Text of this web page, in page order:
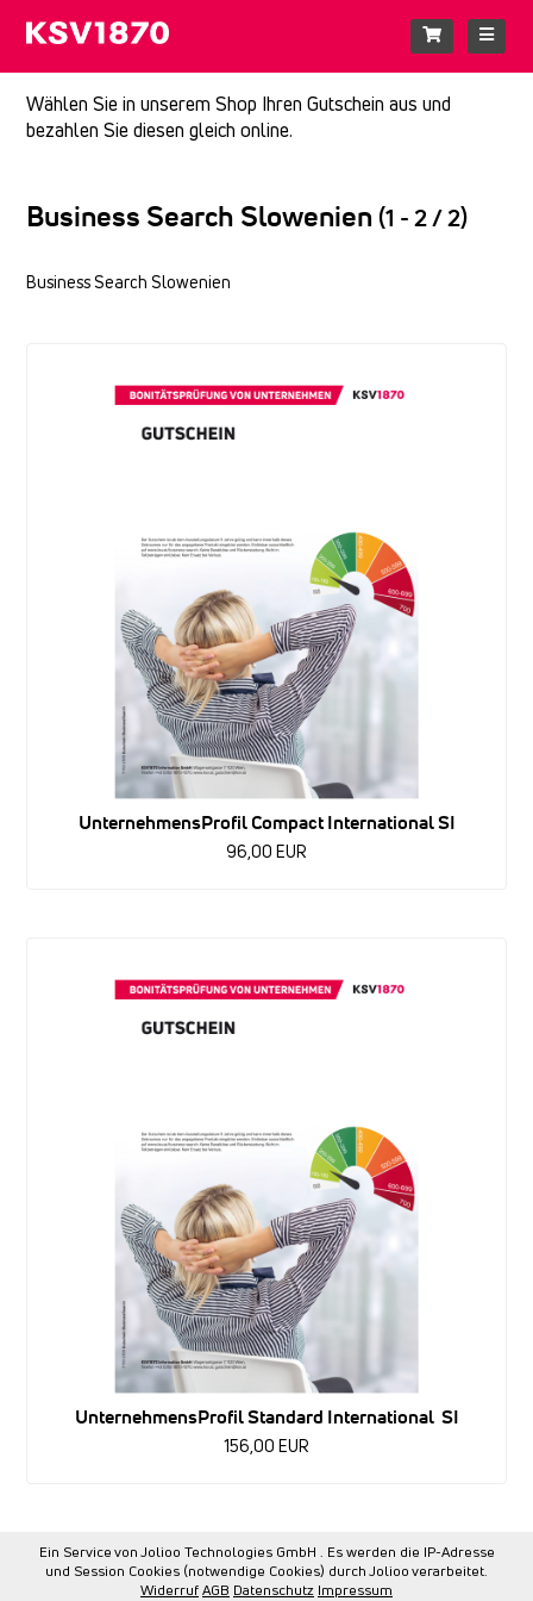
Wählen Sie in unserem Shop Ihren Gutschein aus und
bezahlen Sie diesen gleich online.
Business Search Slowenien(1 - 2 / 2)
Business Search Slowenien
UnternehmensProfil Compact International SI
96,00 EUR
UnternehmensProfil Standard International SI
156,00 EUR
Ein Service von Jolioo Technologies GmbH . Es werden die IP-Adresse
und Session Cookies (notwendige Cookies) durch Jolioo verarbeitet.
Widerruf AGB Datenschutz Impressum